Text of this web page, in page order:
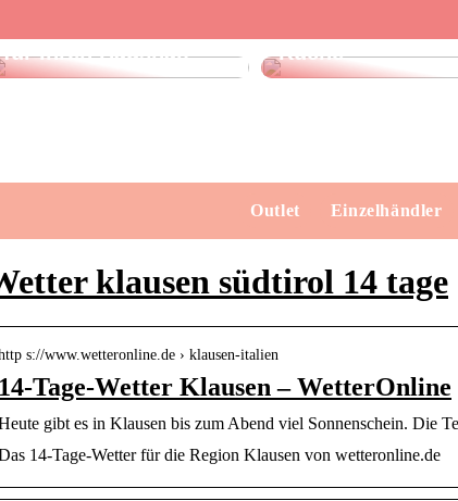
für Ihren Haushalt
Küche
Outlet Einzelhändler
klausen südtirol 14 tage
s://www.wetteronline.de › klausen-italien
14-Tage-Wetter Klausen – WetterOnline
gibt es in Klausen bis zum Abend viel Sonnenschein. Die
14-Tage-Wetter für die Region Klausen von wetteronline.de